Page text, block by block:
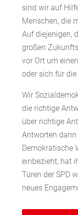
sind wir auf
Menschen, die
Auf diejenigen,
großen
vor Ort um
oder sich für
Wir
die richtige
über richtige
Antworten
Demokratische
einbezieht, hat
Türen der SPD
neues